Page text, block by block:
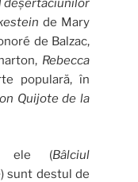
deșertăciunilor
de Mary
de Balzac,
Rebecca
populară, în
Quijote de la
ele (Bâlciul
) sunt destul de